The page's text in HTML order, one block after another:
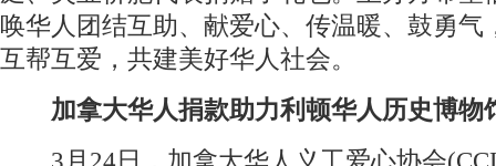
唤华人团结互助、献爱心、传温暖、鼓勇气
互帮互爱，共建美好华人社会。
加拿大华人捐款助力利顿华人历史博物